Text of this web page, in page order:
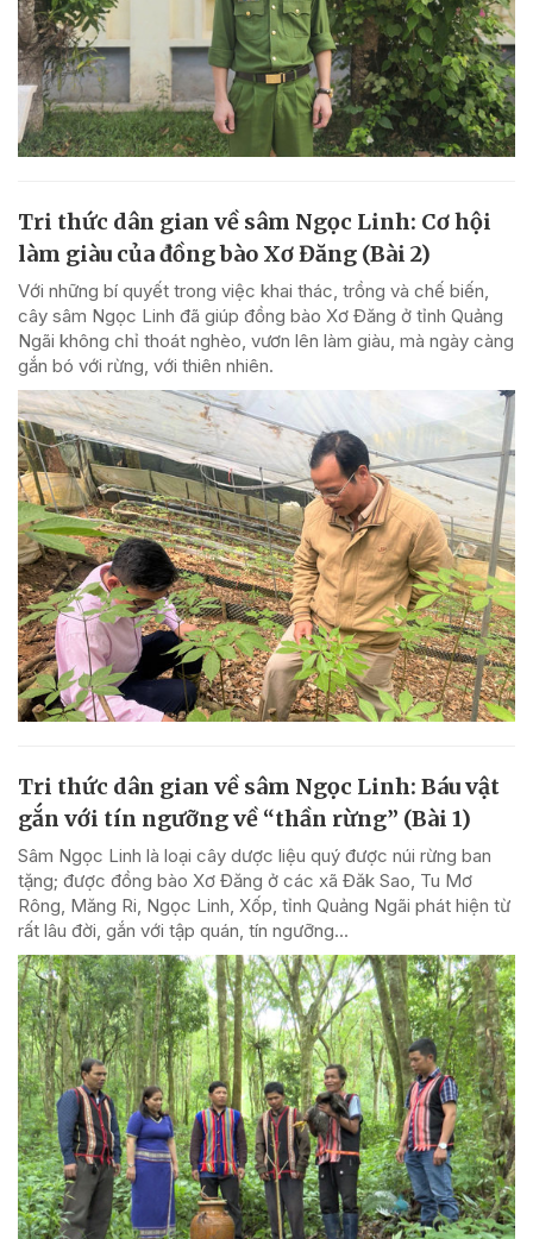
Tri thức dân gian về sâm Ngọc Linh: Cơ hội
làm giàu của đồng bào Xơ Đăng (Bài 2)
Với những bí quyết trong việc khai thác, trồng và chế biến,
cây sâm Ngọc Linh đã giúp đồng bào Xơ Đăng ở tỉnh Quảng
Ngãi không chỉ thoát nghèo, vươn lên làm giàu, mà ngày càng
gắn bó với rừng, với thiên nhiên.
Tri thức dân gian về sâm Ngọc Linh: Báu vật
gắn với tín ngưỡng về “thần rừng” (Bài 1)
Sâm Ngọc Linh là loại cây dược liệu quý được núi rừng ban
tặng; được đồng bào Xơ Đăng ở các xã Đăk Sao, Tu Mơ
Rông, Măng Ri, Ngọc Linh, Xốp, tỉnh Quảng Ngãi phát hiện từ
rất lâu đời, gắn với tập quán, tín ngưỡng...